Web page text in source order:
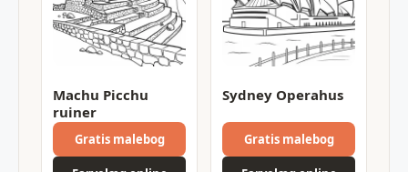
Machu Picchu
ruiner
Gratis malebog
Sydney Operahus
Gratis malebog